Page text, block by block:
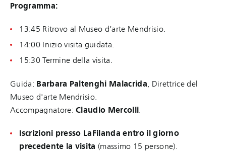
Programma:
13:45 Ritrovo al Museo d’arte Mendrisio.
14:00 Inizio visita guidata.
15:30 Termine della visita.
Guida: Barbara Paltenghi Malacrida, Direttrice del
Museo d'arte Mendrisio.
Accompagnatore:Claudio Mercolli.
Iscrizioni presso LaFilanda entro il giorno
precedente la visita(massimo 15 persone).